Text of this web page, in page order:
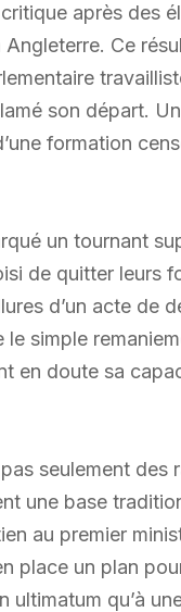
après des
Ce
son départ.
formation
un tournant
de quitter leurs
d’un acte de
le simple
en doute sa
seulement
une base
au premier
place un plan
ultimatum qu’à